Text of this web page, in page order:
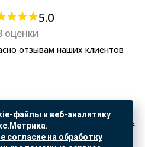
5.0
оценки
отзывам наших клиентов
персональных данных
данных Яндекс Метрика
Предложение не является публичной
файлы и веб-аналитику
согласие на обработку